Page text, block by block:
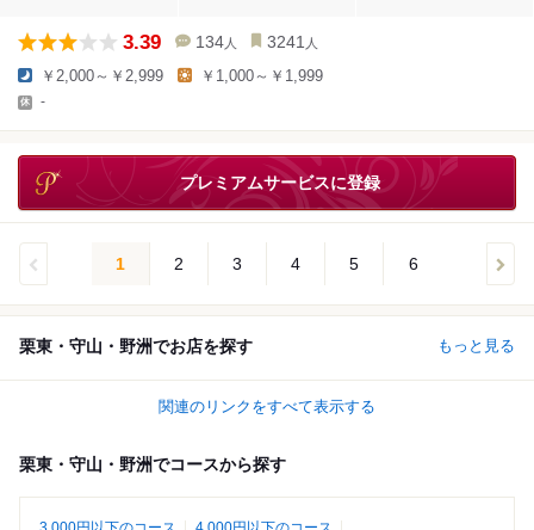
3.39 134 人 3241 人
￥2,000～￥2,999 ￥1,000～￥1,999
-
プレミアムサービスに登録
1 2 3 4 5 6
栗東・守山・野洲でお店を探す もっと見る
関連のリンクをすべて表示する
栗東・守山・野洲でコースから探す